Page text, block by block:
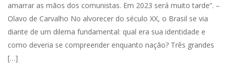
amarrar as mãos dos comunistas. Em 2023 será muito tarde”. –
Olavo de Carvalho No alvorecer do século XX, o Brasil se via
diante de um dilema fundamental: qual era sua identidade e
como deveria se compreender enquanto nação? Três grandes
[…]